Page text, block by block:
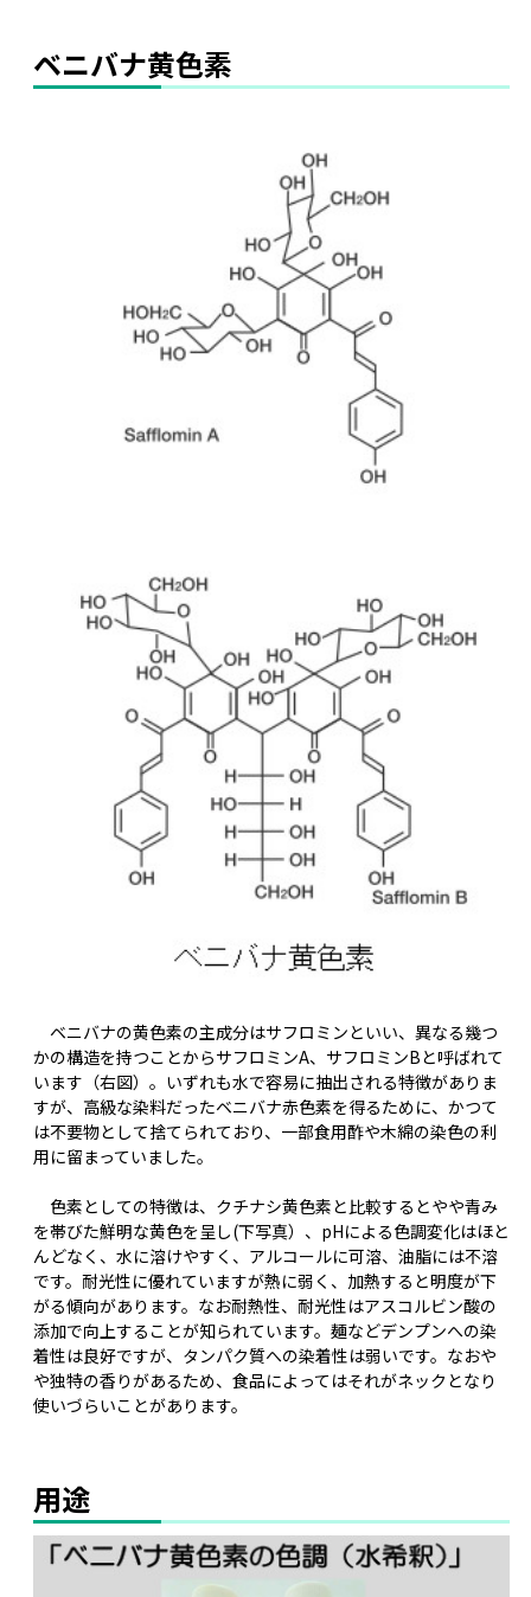
ベニバナ黄色素
ベニバナの黄色素の主成分はサフロミンといい、異なる幾つ
かの構造を持つことからサフロミンA、サフロミンBと呼ばれて
います（右図）。いずれも水で容易に抽出される特徴がありま
すが、高級な染料だったベニバナ赤色素を得るために、かつて
は不要物として捨てられており、一部食用酢や木綿の染色の利
用に留まっていました。
色素としての特徴は、クチナシ黄色素と比較するとやや青み
を帯びた鮮明な黄色を呈し(下写真）、pHによる色調変化はほと
んどなく、水に溶けやすく、アルコールに可溶、油脂には不溶
です。耐光性に優れていますが熱に弱く、加熱すると明度が下
がる傾向があります。なお耐熱性、耐光性はアスコルビン酸の
添加で向上することが知られています。麺などデンプンへの染
着性は良好ですが、タンパク質への染着性は弱いです。なおや
や独特の香りがあるため、食品によってはそれがネックとなり
使いづらいことがあります。
用途